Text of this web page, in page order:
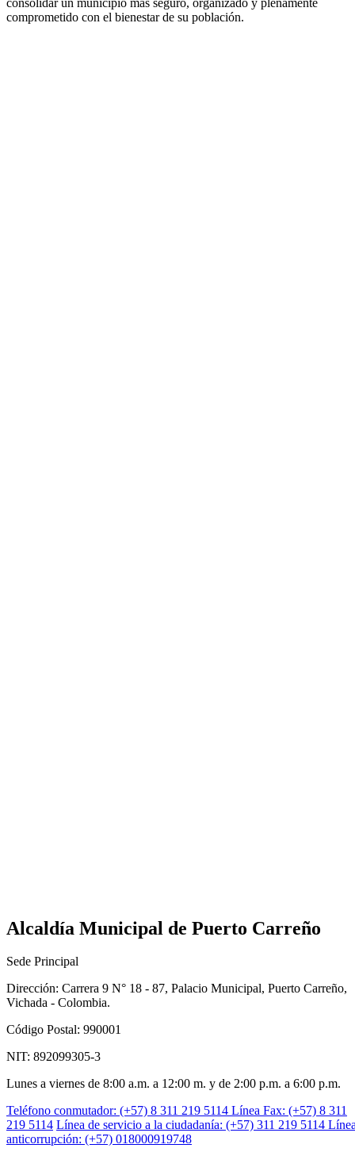
comprometido con el bienestar de su población.
Alcaldía Municipal de Puerto Carreño
Sede Principal
Dirección: Carrera 9 N° 18 - 87, Palacio Municipal, Puerto Carreño,
Vichada - Colombia.
Código Postal: 990001
NIT: 892099305-3
Lunes a viernes de 8:00 a.m. a 12:00 m. y de 2:00 p.m. a 6:00 p.m.
Teléfono conmutador: (+57) 8 311 219 5114 Línea Fax: (+57) 8 311
219 5114 Línea de servicio a la ciudadanía: (+57) 311 219 5114
anticorrupción: (+57) 018000919748